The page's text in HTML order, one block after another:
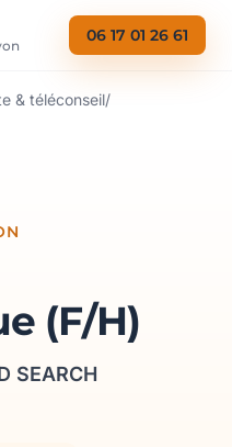
06 17 01 26 61
& téléconseil/
(F/H)
SEARCH